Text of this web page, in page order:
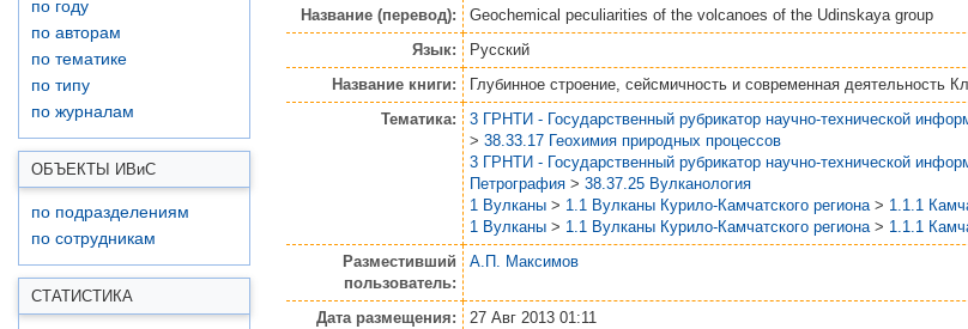
по году
по авторам
по тематике
по типу
по журналам
ОБЪЕКТЫ ИВиС
по подразделениям
по сотрудникам
СТАТИСТИКА
Название (перевод):
Geochemical peculiarities of the volcanoes of the Udinskaya group
Язык:
Русский
Название книги:
Глубинное строение, сейсмичность и современная деятельность
Тематика:
3 ГРНТИ - Государственный рубрикатор научно-технической
> 38.33.17 Геохимия природных процессов
3 ГРНТИ - Государственный рубрикатор научно-технической
Петрография > 38.37.25 Вулканология
1 Вулканы > 1.1 Вулканы Курило-Камчатского региона > 1.1.1
1 Вулканы > 1.1 Вулканы Курило-Камчатского региона > 1.1.1
Разместивший
пользователь:
А.П. Максимов
Дата размещения:
27 Авг 2013 01:11